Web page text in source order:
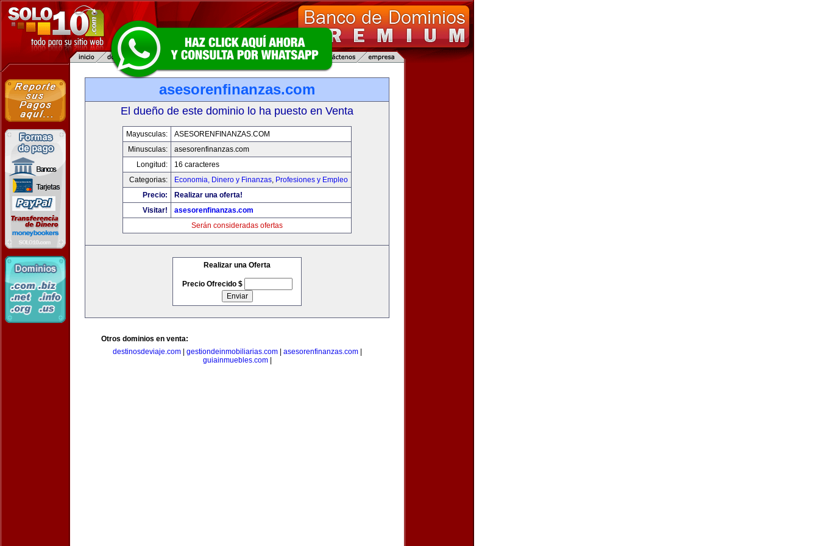
asesorenfinanzas.com
El dueño de este dominio lo ha puesto en Venta
Mayusculas:
ASESORENFINANZAS.COM
Minusculas:
asesorenfinanzas.com
Longitud:
16 caracteres
Categorias:
Economia, Dinero y Finanzas, Profesiones y Empleo
Precio:
Realizar una oferta!
Visitar!
asesorenfinanzas.com
Serán consideradas ofertas
Realizar una Oferta
Precio Ofrecido $
Otros dominios en venta:
destinosdeviaje.com| gestiondeinmobiliarias.com| asesorenfinanzas.com|
guiainmuebles.com|